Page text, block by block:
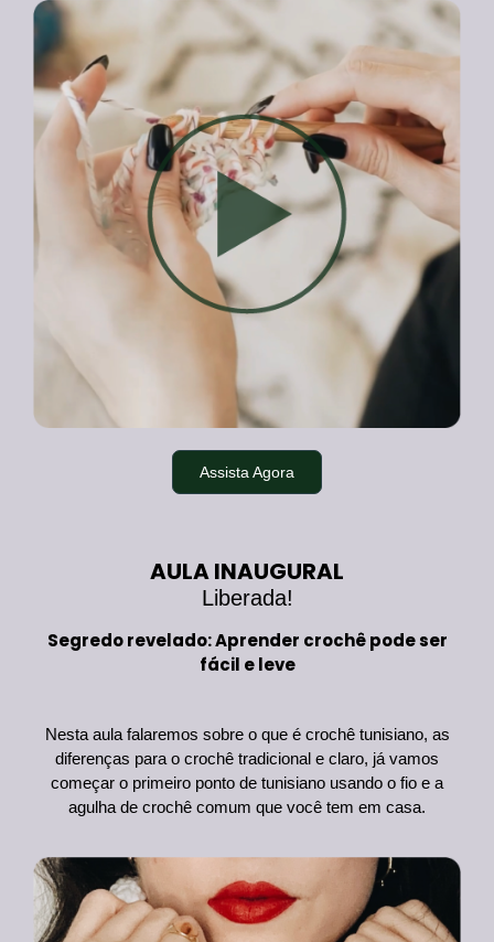
Assista Agora
AULA INAUGURAL
Liberada!
Segredo revelado: Aprender crochê pode ser
fácil e leve
Nesta aula falaremos sobre o que é crochê tunisiano, as
diferenças para o crochê tradicional e claro, já vamos
começar o primeiro ponto de tunisiano usando o fio e a
agulha de crochê comum que você tem em casa.